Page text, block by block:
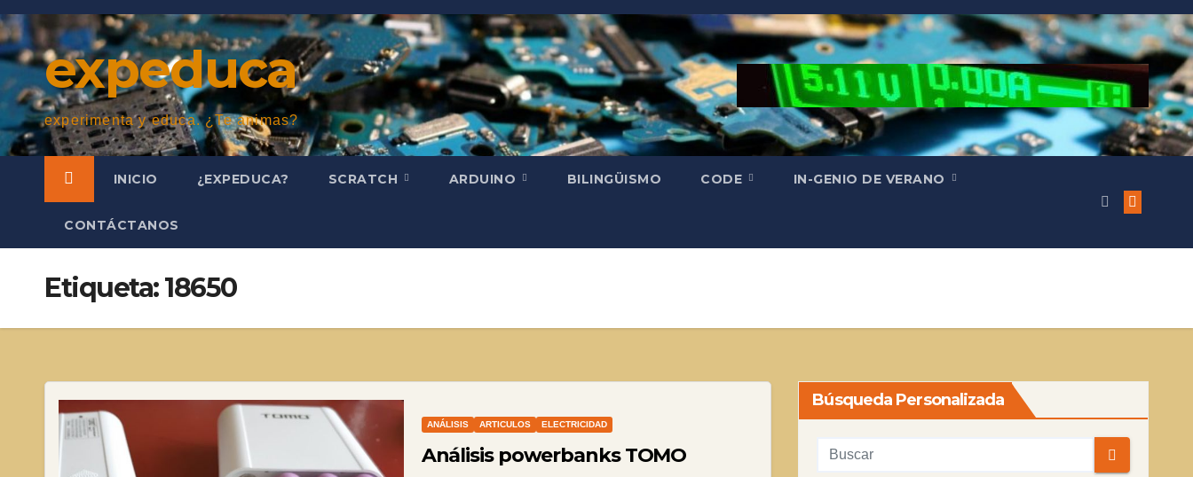
Saltar
al
contenidoexpeduca
experimenta y educa. ¿Te animas?
INICIO ¿EXPEDUCA? SCRATCH ARDUINO BILINGÜISMO CODE IN-GENIO DE VERANO
CONTÁCTANOS
Etiqueta:18650
ANÁLISIS ARTICULOS ELECTRICIDAD
Análisis powerbanks TOMO
Búsqueda Personalizada